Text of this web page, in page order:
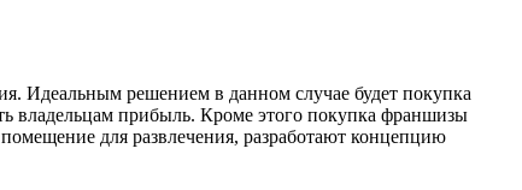
Идеальным решением в данном случае будет покупка
владельцам прибыль. Кроме этого покупка франшизы
для развлечения, разработают концепцию